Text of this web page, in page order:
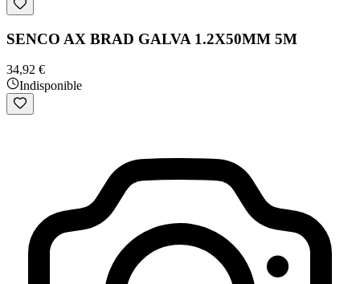
SENCO AX BRAD GALVA 1.2X50MM 5M
34,92 €
Indisponible